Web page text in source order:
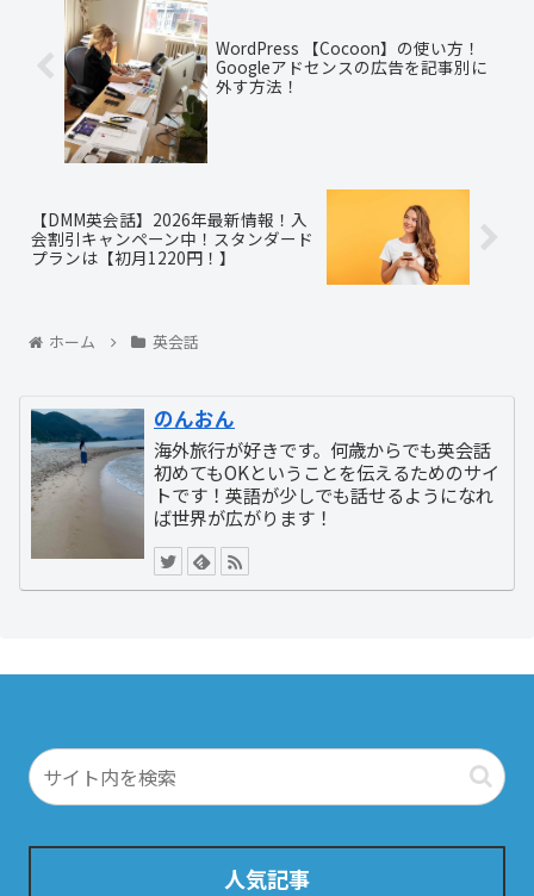
WordPress 【Cocoon】の使い方！
Googleアドセンスの広告を記事別に
外す方法！
【DMM英会話】2026年最新情報！入
会割引キャンペーン中！スタンダード
プランは【初月1220円！】
ホーム 英会話
のんおん
海外旅行が好きです。何歳からでも英会話
初めてもOKということを伝えるためのサイ
トです！英語が少しでも話せるようになれ
ば世界が広がります！
人気記事